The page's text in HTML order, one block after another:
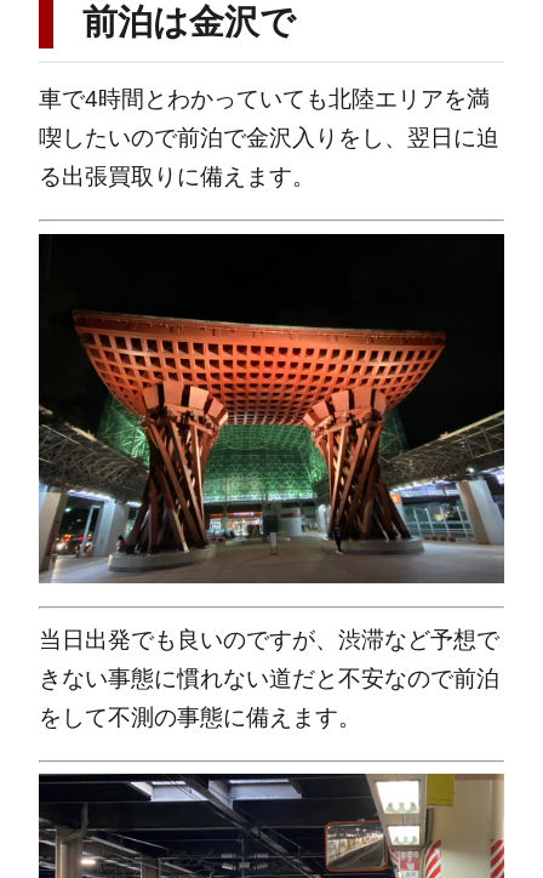
前泊は金沢で
車で4時間とわかっていても北陸エリアを満
喫したいので前泊で金沢入りをし、翌日に迫
る出張買取りに備えます。
当日出発でも良いのですが、渋滞など予想で
きない事態に慣れない道だと不安なので前泊
をして不測の事態に備えます。